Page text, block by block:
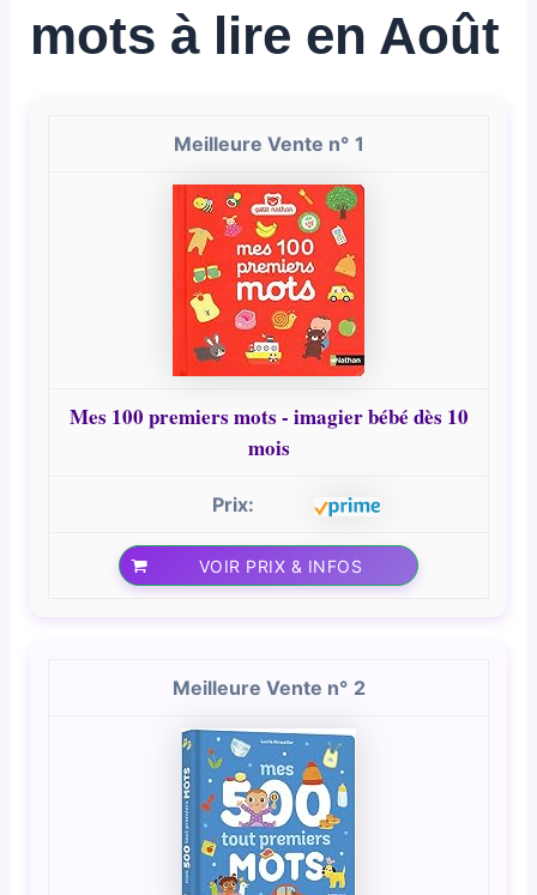
mots à lire en Août
1
Mes 100 premiers mots - imagier bébé dès 10
mois
VOIR PRIX & INFOS
2